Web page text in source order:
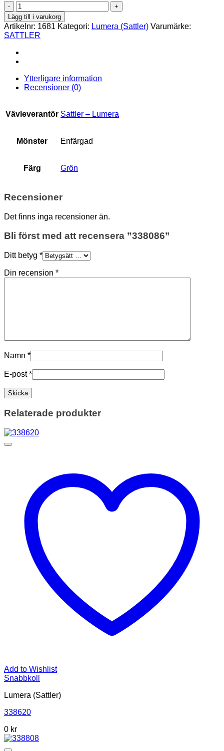
338086
mängd
Lägg till i varukorg
Artikelnr: 1681 Kategori: Lumera (Sattler) Varumärke:
SATTLER
Ytterligare information
Recensioner (0)
Vävleverantör Sattler – Lumera
Mönster Enfärgad
Färg Grön
Recensioner
Det finns inga recensioner än.
Bli först med att recensera ”338086”
Ditt betyg *
Din recension *
Namn *
E-post*
Relaterade produkter
Add to Wishlist
Snabbkoll
Lumera (Sattler)
338620
0 kr